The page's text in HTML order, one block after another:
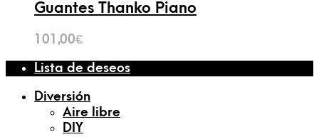
Guantes Thanko Piano
101,00€
Lista de deseos
Diversión
Aire libre
DIY